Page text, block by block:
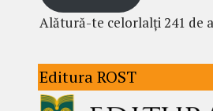
Alătură-te celorlalți 241 de
Editura ROST